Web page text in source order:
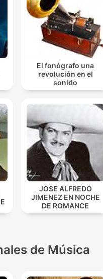
El fonógrafo una
revolución en el
sonido
JOSE ALFREDO
JIMENEZ EN NOCHE
DE ROMANCE
de Música